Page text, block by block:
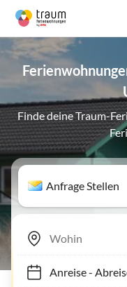
Finde deine Traum-
Anfrage Stellen
Anreise- Abreise